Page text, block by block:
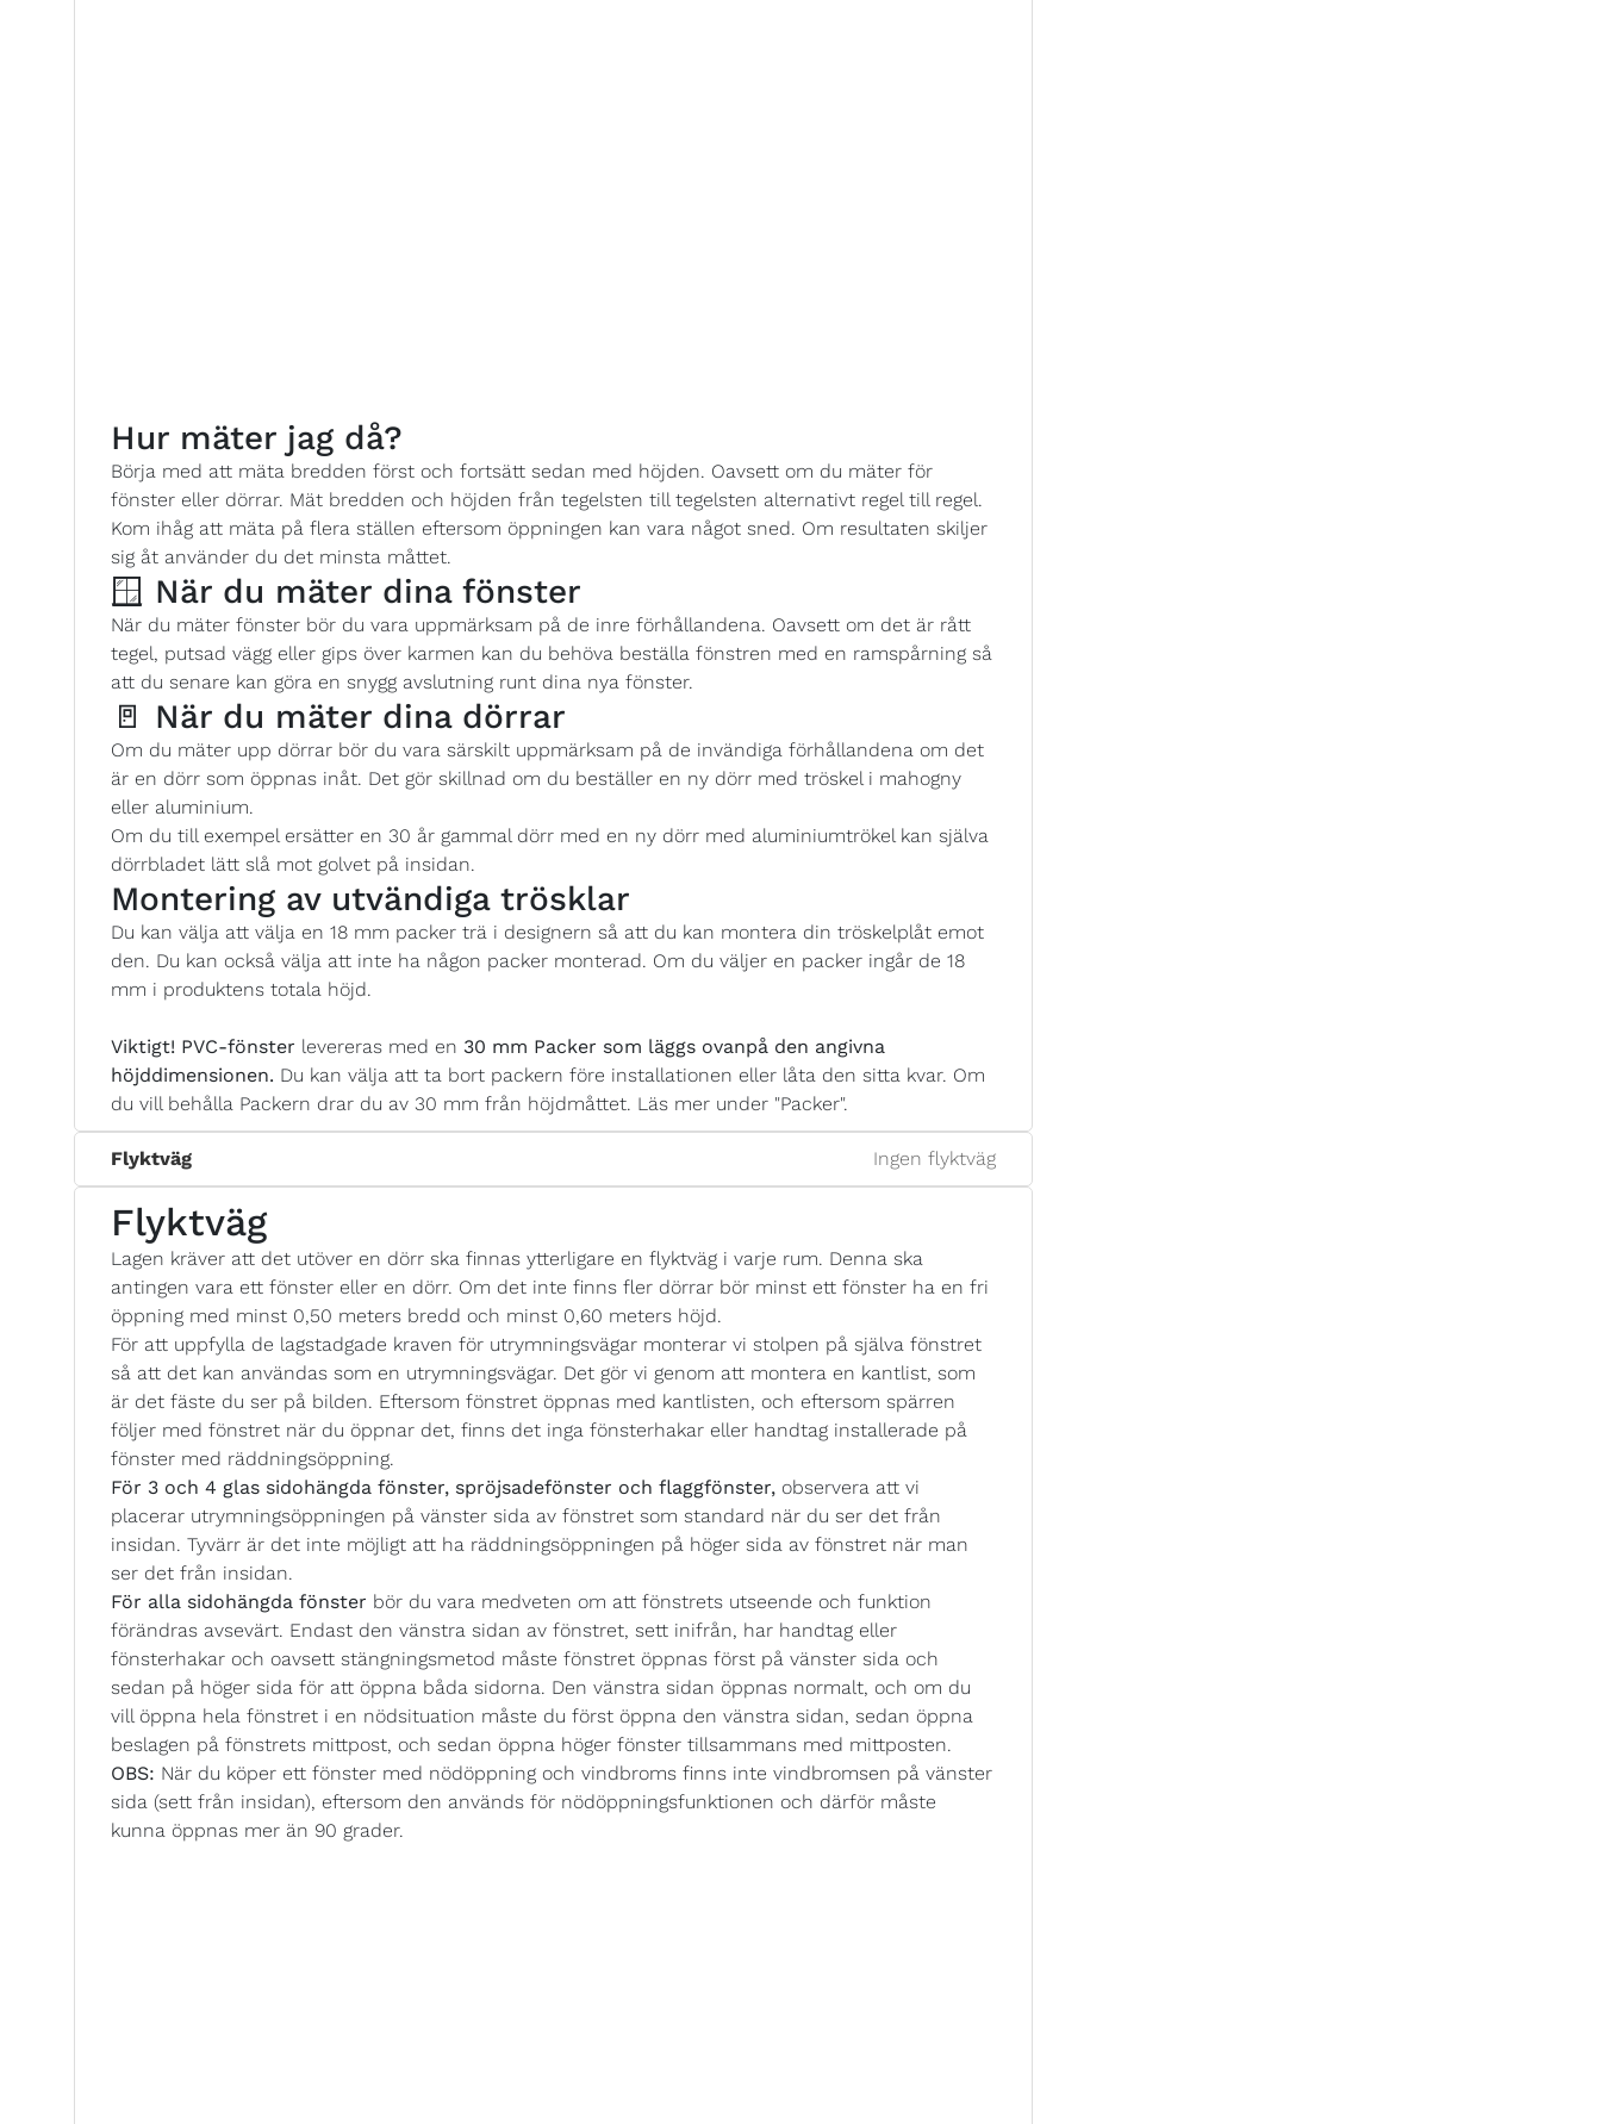
Hur mäter jag då?
Börja med att mäta bredden först och fortsätt sedan med höjden. Oavsett om du mäter för
fönster eller dörrar. Mät bredden och höjden från tegelsten till tegelsten alternativt regel till regel.
Kom ihåg att mäta på flera ställen eftersom öppningen kan vara något sned. Om resultaten skiljer
sig åt använder du det minsta måttet.
🪟 När du mäter dina fönster
När du mäter fönster bör du vara uppmärksam på de inre förhållandena. Oavsett om det är rått
tegel, putsad vägg eller gips över karmen kan du behöva beställa fönstren med en ramspårning så
att du senare kan göra en snygg avslutning runt dina nya fönster.
🚪 När du mäter dina dörrar
Om du mäter upp dörrar bör du vara särskilt uppmärksam på de invändiga förhållandena om det
är en dörr som öppnas inåt. Det gör skillnad om du beställer en ny dörr med tröskel i mahogny
eller aluminium.
Om du till exempel ersätter en 30 år gammal dörr med en ny dörr med aluminiumtrökel kan själva
dörrbladet lätt slå mot golvet på insidan.
Montering av utvändiga trösklar
Du kan välja att välja en 18 mm packer trä i designern så att du kan montera din tröskelplåt emot
den. Du kan också välja att inte ha någon packer monterad. Om du väljer en packer ingår de 18
mm i produktens totala höjd.
Viktigt! PVC-fönster levereras med en 30 mm Packer som läggs ovanpå den angivna
höjddimensionen. Du kan välja att ta bort packern före installationen eller låta den sitta kvar. Om
du vill behålla Packern drar du av 30 mm från höjdmåttet. Läs mer under "Packer".
Flyktväg Ingen flyktväg
Flyktväg
Lagen kräver att det utöver en dörr ska finnas ytterligare en flyktväg i varje rum. Denna ska
antingen vara ett fönster eller en dörr. Om det inte finns fler dörrar bör minst ett fönster ha en fri
öppning med minst 0,50 meters bredd och minst 0,60 meters höjd.
För att uppfylla de lagstadgade kraven för utrymningsvägar monterar vi stolpen på själva fönstret
så att det kan användas som en utrymningsvägar. Det gör vi genom att montera en kantlist, som
är det fäste du ser på bilden. Eftersom fönstret öppnas med kantlisten, och eftersom spärren
följer med fönstret när du öppnar det, finns det inga fönsterhakar eller handtag installerade på
fönster med räddningsöppning.
För 3 och 4 glas sidohängda fönster, spröjsadefönster och flaggfönster, observera att vi
placerar utrymningsöppningen på vänster sida av fönstret som standard när du ser det från
insidan. Tyvärr är det inte möjligt att ha räddningsöppningen på höger sida av fönstret när man
ser det från insidan.
För alla sidohängda fönster bör du vara medveten om att fönstrets utseende och funktion
förändras avsevärt. Endast den vänstra sidan av fönstret, sett inifrån, har handtag eller
fönsterhakar och oavsett stängningsmetod måste fönstret öppnas först på vänster sida och
sedan på höger sida för att öppna båda sidorna. Den vänstra sidan öppnas normalt, och om du
vill öppna hela fönstret i en nödsituation måste du först öppna den vänstra sidan, sedan öppna
beslagen på fönstrets mittpost, och sedan öppna höger fönster tillsammans med mittposten.
OBS: När du köper ett fönster med nödöppning och vindbroms finns inte vindbromsen på vänster
sida (sett från insidan), eftersom den används för nödöppningsfunktionen och därför måste
kunna öppnas mer än 90 grader.